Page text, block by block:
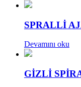
SPRALLİ
Devamını oku
GİZLİ